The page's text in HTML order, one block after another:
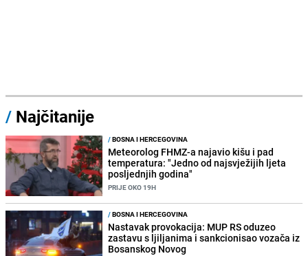
/ Najčitanije
/BOSNA I HERCEGOVINA
Meteorolog FHMZ-a najavio kišu i pad
temperatura: "Jedno od najsvježijih ljeta
posljednjih godina"
PRIJE OKO 19H
/BOSNA I HERCEGOVINA
Nastavak provokacija: MUP RS oduzeo
zastavu s ljiljanima i sankcionisao vozača iz
Bosanskog Novog